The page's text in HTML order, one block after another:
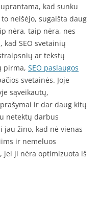
kad sunku
neišėjo, sugaišta daug
nėra, taip nėra, nes
SEO svetainių
ar tekstų
pirma, SEO paslaugos
svetainės. Joje
sąveikautų,
ir dar daug kitų
netektų darbus
jau žino, kad nė vienas
ir nemeluos
jei ji nėra optimizuota iš